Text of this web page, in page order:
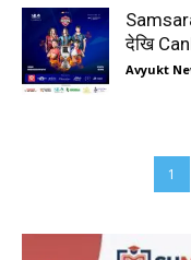
देखि
Avyukt
1